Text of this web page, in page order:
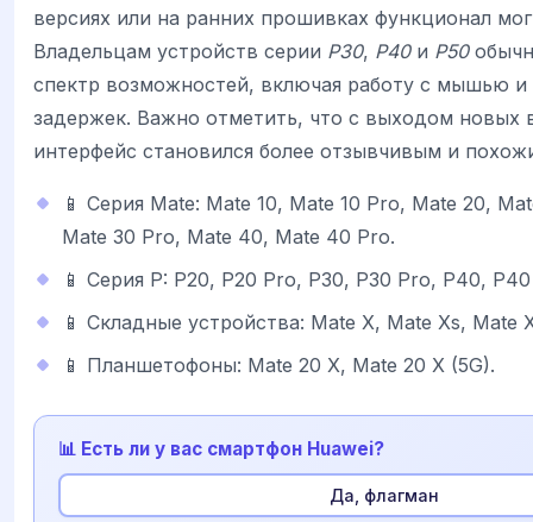
версиях или на ранних прошивках функционал
Владельцам устройств серии P30, P40и P50
спектр возможностей, включая работу с мышью и
задержек. Важно отметить, что с выходом новых
интерфейс становился более отзывчивым и
📱 Серия Mate: Mate 10, Mate 10 Pro, Mate 20,
Mate 30 Pro, Mate 40, Mate 40 Pro.
📱 Серия P: P20, P20 Pro, P30, P30 Pro, P40,
📱 Складные устройства: Mate X, Mate Xs, Mate
📱 Планшетофоны: Mate 20 X, Mate 20 X (5G).
📊 Есть ли у вас смартфон Huawei?
Да, флагман